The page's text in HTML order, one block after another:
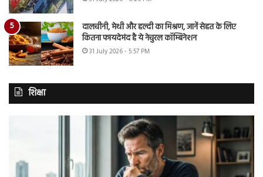
दालचीनी, मेथी और हल्दी का मिश्रण, जानें सेहत के लिए
कितना फायदेमंद है ये नेचुरल कॉम्बिनेशन
31 July 2026 - 5:57 PM
शिक्षा